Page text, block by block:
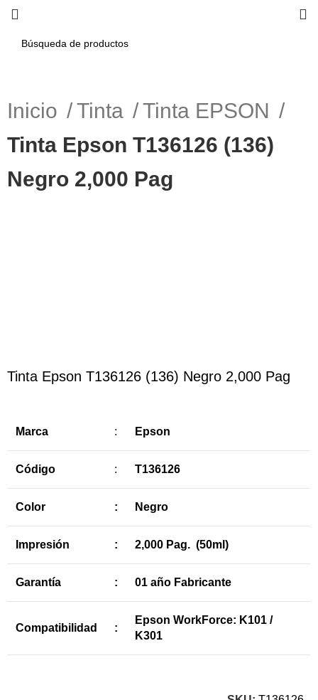
Inicio Tinta
Tinta EPSON
Tinta Epson T136126 (136)
Negro 2,000 Pag
Tinta Epson T136126 (136) Negro 2,000 Pag
Marca : Epson
Código : T136126
Color : Negro
Impresión : 2,000 Pag. (50ml)
Garantía : 01 año Fabricante
Compatibilidad :
Epson WorkForce: K101 /
K301